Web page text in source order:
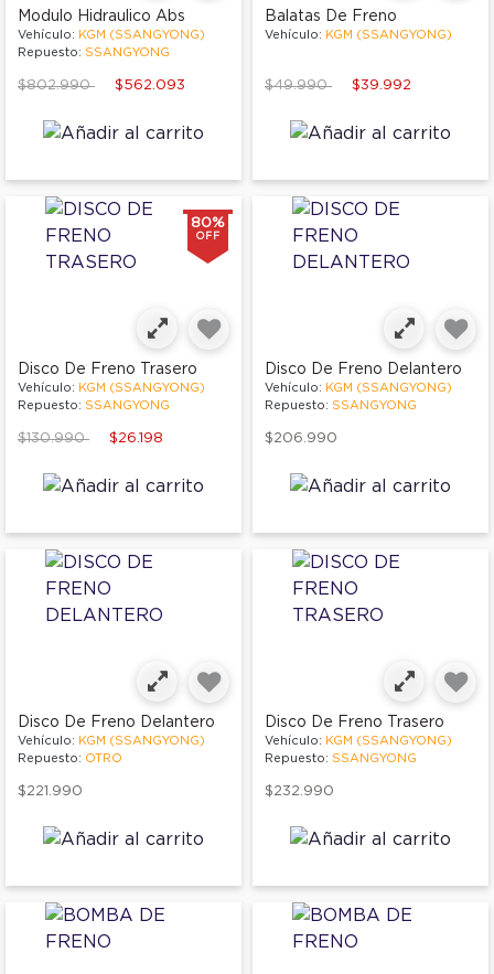
Modulo Hidraulico Abs
Vehículo: KGM (SSANGYONG)
Repuesto: SSANGYONG
Price reduced from
$802.990to $562.093
Balatas De Freno
Vehículo: KGM (SSANGYONG)
Price reduced from
$49.990to $39.992
80%
OFF
Disco De Freno Trasero
Vehículo: KGM (SSANGYONG)
Repuesto: SSANGYONG
Price reduced from
$130.990to $26.198
Disco De Freno Delantero
Vehículo: KGM (SSANGYONG)
Repuesto: SSANGYONG
$206.990
Disco De Freno Delantero
Vehículo: KGM (SSANGYONG)
Repuesto: OTRO
$221.990
Disco De Freno Trasero
Vehículo: KGM (SSANGYONG)
Repuesto: SSANGYONG
$232.990